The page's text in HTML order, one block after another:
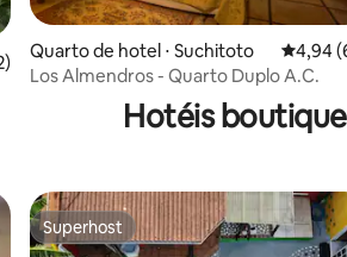
avaliação média de 5, 112 avaliações
Quarto de hotel ⋅ Suchitoto 4,94 de
4,94
Los Almendros - Quarto Duplo A.C.
Hotéis
Superhost
Superhost